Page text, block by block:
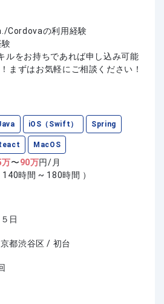
Cordovaの利用経験
ルをお持ちであれば申し込み可能
まずはお気軽にご相談ください！
iOS（Swift） Spring
MacOS
万〜90万円/月
140時間 ~ 180時間 ）
日
都渋谷区 / 初台